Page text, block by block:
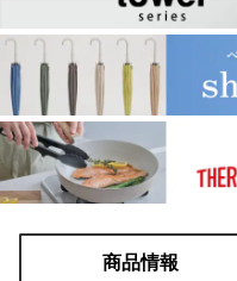
商品情報